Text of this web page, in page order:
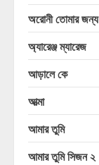
অরোনী তোমার জন্য
অ্যারেঞ্জ ম্যারেজ
আড়ালে কে
আত্মা
আমার তুমি
আমার তুমি সিজন ২